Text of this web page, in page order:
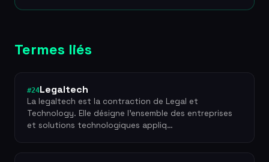
Termes liés
#24Legaltech
La legaltech est la contraction de Legal et
Technology. Elle désigne l'ensemble des entreprises
et solutions technologiques appliq…